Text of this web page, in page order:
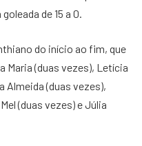
de 15 a 0.
do início ao fim, que
Maria (duas vezes), Letícia
Almeida (duas vezes),
(duas vezes) e Júlia